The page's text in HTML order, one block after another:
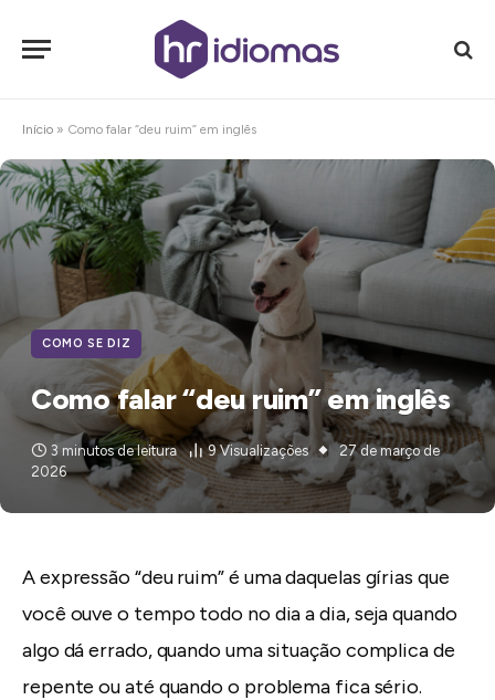
Início » Como falar “deu ruim” em inglês
COMO SE DIZ
Como falar “deu ruim” em inglês
3 minutos de leitura 9Visualizações
27 de março de
2026
A expressão “deu ruim” é uma daquelas gírias que
você ouve o tempo todo no dia a dia, seja quando
algo dá errado, quando uma situação complica de
repente ou até quando o problema fica sério.